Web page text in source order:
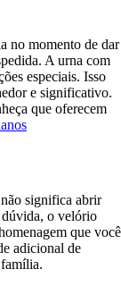
no momento de dar
A urna com
especiais. Isso
e significativo.
que oferecem
significa abrir
dúvida, o velório
que você
adicional de